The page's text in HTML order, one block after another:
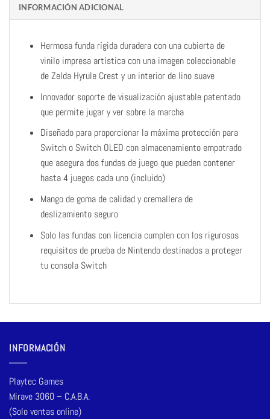
INFORMACIÓN ADICIONAL
Hermosa funda rígida duradera con una cubierta de
vinilo impresa artística con una imagen coleccionable
de Zelda Hyrule Crest y un interior de lino suave
Innovador soporte de visualización ajustable patentado
que permite jugar y ver sobre la marcha
Diseñado para proporcionar la máxima protección para
Switch o Switch OLED con almacenamiento empotrado
que asegura dos fundas de juego que pueden contener
hasta 4 juegos cada uno (incluido)
Mango de goma de calidad y cremallera de
deslizamiento seguro
Solo las fundas con licencia cumplen con los rigurosos
requisitos de prueba de Nintendo destinados a proteger
tu consola Switch
INFORMACIÓN
Playtec Games
Mirave 3060 – C.A.B.A.
(Solo ventas online)